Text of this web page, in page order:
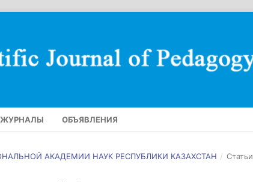
ЖУРНАЛЫ ОБЪЯВЛЕНИЯ
АКАДЕМИИ НАУК РЕСПУБЛИКИ КАЗАХСТАН / Статьи